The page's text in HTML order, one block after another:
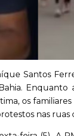
Santos
os
nas